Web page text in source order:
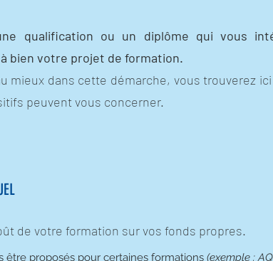
qualification ou un diplôme qui vous
bien votre projet de formation.
mieux dans cette démarche, vous trouverez
peuvent vous concerner.
de votre formation sur vos fonds propres.
être proposés pour certaines formations (exemple :